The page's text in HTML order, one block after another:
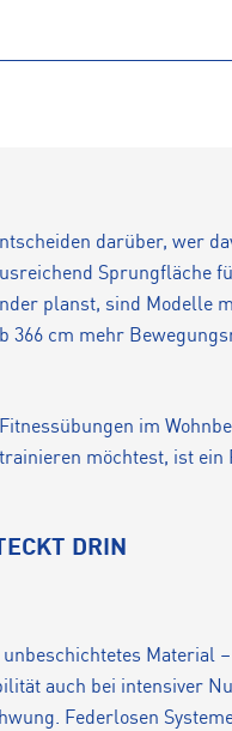
darüber, wer
Sprungfläche
planst, sind Modelle
366 cm mehr
im
möchtest, ist ein
DRIN
Material
auch bei intensiver
Federlosen